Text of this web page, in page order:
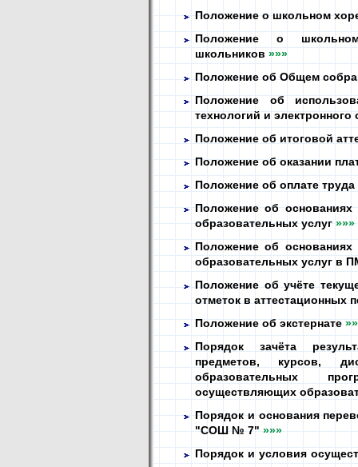
Положение о школьном
Положение о
школьников »»»
Положение об Общем
Положение об
технологий и
Положение об итоговой
Положение об оказании
Положение об оплате труда
Положение об основаниях
образовательных услуг »»»
Положение об основаниях
образовательных услуг
Положение об учёте
отметок в аттестационных
Положение об экстернате
Порядок зачёта
предметов, курсов,
образовательных
осуществляющих
Порядок и основания
"СОШ № 7" »»»
Порядок и условия